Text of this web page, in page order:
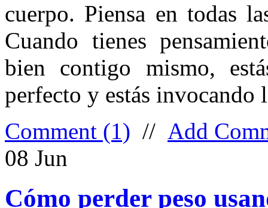
cuerpo. Piensa en todas
Cuando tienes
bien contigo mismo,
perfecto y estás invocando
Comment (1) // Add
08 Jun
Cómo perder peso